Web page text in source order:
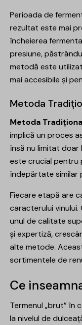
Perioada de
rezultat este mai
încheierea
presiune,
metodă este
mai accesibile și
Metoda
Metoda
implică un proces
însă nu limitat doar
este crucial pentru
îndepărtate similar
Fiecare etapă are
caracterului
unul de calitate
și expertiză,
alte metode.
sortimentele de
Ce
Termenul „brut” în
la nivelul de